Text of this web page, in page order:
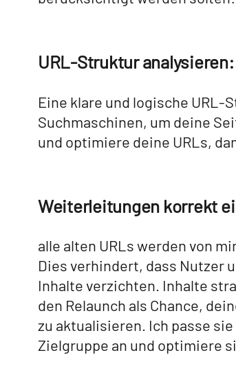
URL-Struktur analysieren:
Eine klare und logische
Suchmaschinen, um deine
und optimiere deine URLs,
Weiterleitungen korrekt
alle alten URLs werden von
Dies verhindert, dass Nutzer
Inhalte verzichten. Inhalte
den Relaunch als Chance,
zu aktualisieren. Ich passe
Zielgruppe an und optimiere